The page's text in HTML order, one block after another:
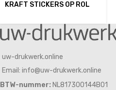
KRAFT STICKERS OP ROL
uw-drukwerk.online
Email: info@uw-drukwerk.online
BTW-nummer: NL817300144B01